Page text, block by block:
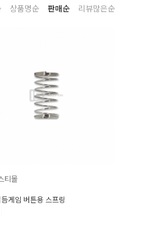
상품명순 판매순 리뷰많은순
티몰
게임 버튼용 스프링